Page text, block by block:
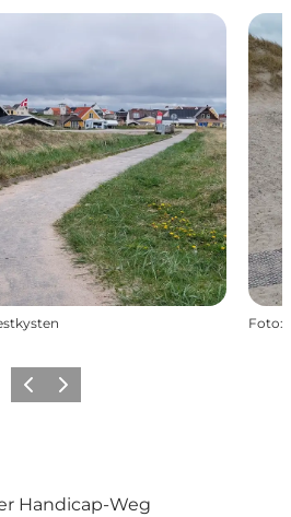
Foto:
ZurückWeiter
Handicap-Weg